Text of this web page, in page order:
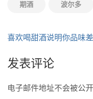
期酒 波尔多
文
导
喜欢喝甜酒说明你品味差
发表评论
电子邮件地址不会被公开